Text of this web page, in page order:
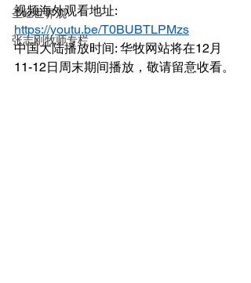
圣经世界观
张志刚牧师专栏
视频海外观看地址:
https://youtu.be/T0BUBTLPMzs
中国大陆播放时间: 华牧网站将在12月
11-12日周末期间播放，敬请留意收看。